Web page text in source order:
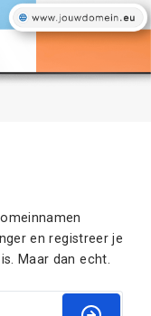
en registreer je
Maar dan echt.